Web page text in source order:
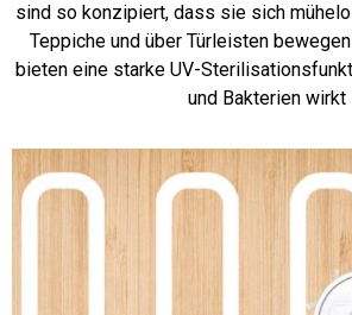
sind so konzipiert, dass sie sich
Teppiche und über Türleisten
bieten eine starke UV-
und Bakterien wirkt